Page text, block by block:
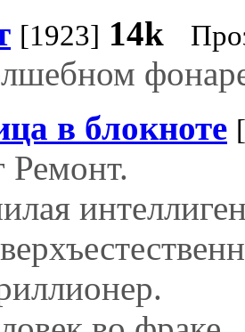
[1923] 14k
в блокноте
Ремонт.